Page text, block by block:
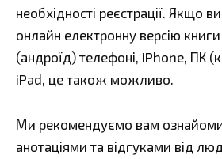
необхідності реєстрації. Якщо
онлайн електронну версію
(андроїд) телефоні, iPhone, ПК
iPad, це також можливо.
Ми рекомендуємо вам
анотаціями та відгуками від